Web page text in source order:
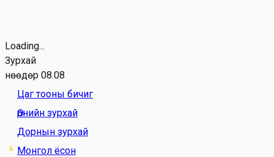
Loading...
Зурхай
Өнөөдөр 08.08
Цаг тооны бичиг
Өрнийн зурхай
Дорнын зурхай
Монгол ёсон